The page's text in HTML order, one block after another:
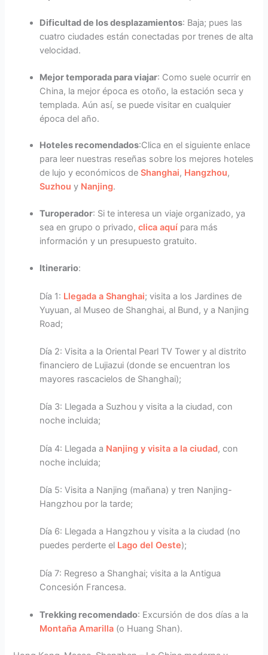
Dificultad de los desplazamientos: Baja; pues las
cuatro ciudades están conectadas por trenes de alta
velocidad.
Mejor temporada para viajar: Como suele ocurrir en
China, la mejor época es otoño, la estación seca y
templada. Aún así, se puede visitar en cualquier
época del año.
Hoteles recomendados:Clica en el siguiente enlace
para leer nuestras reseñas sobre los mejores hoteles
de lujo y económicos deShanghai, Hangzhou,
Suzhou y Nanjing.
Turoperador: Si te interesa un viaje organizado, ya
sea en grupo o privado,clica aquí para más
información y un presupuesto gratuito.
Itinerario:
Día 1: Llegada a Shanghai; visita a los Jardines de
Yuyuan, al Museo de Shanghai, al Bund, y a Nanjing
Road;
Día 2: Visita a la Oriental Pearl TV Tower y al distrito
financiero de Lujiazui (donde se encuentran los
mayores rascacielos de Shanghai);
Día 3: Llegada a Suzhou y visita a la ciudad, con
noche incluida;
Día 4: Llegada a Nanjing y visita a la ciudad, con
noche incluida;
Día 5: Visita a Nanjing (mañana) y tren Nanjing-
Hangzhou por la tarde;
Día 6: Llegada a Hangzhou y visita a la ciudad (no
puedes perderte el Lago del Oeste);
Día 7: Regreso a Shanghai; visita a la Antigua
Concesión Francesa.
Trekking recomendado: Excursión de dos días a la
Montaña Amarilla (o Huang Shan).